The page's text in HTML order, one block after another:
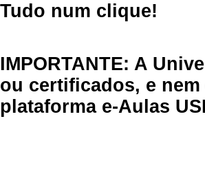
Tudo num clique!
IMPORTANTE: A
ou certificados, e
plataforma e-Aulas